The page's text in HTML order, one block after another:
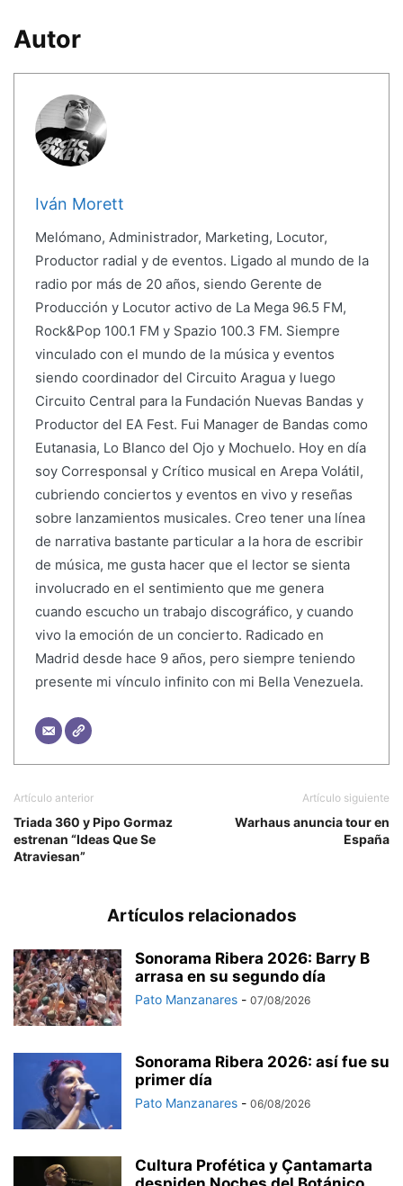
Autor
Iván Morett
Melómano, Administrador, Marketing, Locutor,
Productor radial y de eventos. Ligado al mundo de la
radio por más de 20 años, siendo Gerente de
Producción y Locutor activo de La Mega 96.5 FM,
Rock&Pop 100.1 FM y Spazio 100.3 FM. Siempre
vinculado con el mundo de la música y eventos
siendo coordinador del Circuito Aragua y luego
Circuito Central para la Fundación Nuevas Bandas y
Productor del EA Fest. Fui Manager de Bandas como
Eutanasia, Lo Blanco del Ojo y Mochuelo. Hoy en día
soy Corresponsal y Crítico musical en Arepa Volátil,
cubriendo conciertos y eventos en vivo y reseñas
sobre lanzamientos musicales. Creo tener una línea
de narrativa bastante particular a la hora de escribir
de música, me gusta hacer que el lector se sienta
involucrado en el sentimiento que me genera
cuando escucho un trabajo discográfico, y cuando
vivo la emoción de un concierto. Radicado en
Madrid desde hace 9 años, pero siempre teniendo
presente mi vínculo infinito con mi Bella Venezuela.
Artículo anterior
Triada 360 y Pipo Gormaz
estrenan “Ideas Que Se
Atraviesan”
Artículo siguiente
Warhaus anuncia tour en
España
Artículos relacionados
Sonorama Ribera 2026: Barry B
arrasa en su segundo día
Pato Manzanares - 07/08/2026
Sonorama Ribera 2026: así fue su
primer día
Pato Manzanares - 06/08/2026
Cultura Profética y Çantamarta